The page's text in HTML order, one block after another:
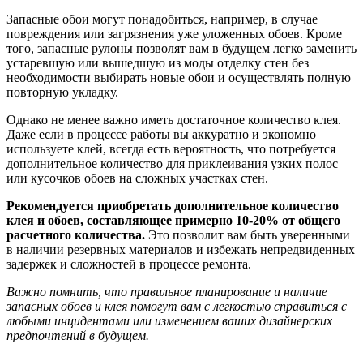
Запасные обои могут понадобиться, например, в случае
повреждения или загрязнения уже уложенных обоев. Кроме
того, запасные рулоны позволят вам в будущем легко заменить
устаревшую или вышедшую из моды отделку стен без
необходимости выбирать новые обои и осуществлять полную
повторную укладку.
Однако не менее важно иметь достаточное количество клея.
Даже если в процессе работы вы аккуратно и экономно
используете клей, всегда есть вероятность, что потребуется
дополнительное количество для приклеивания узких полос
или кусочков обоев на сложных участках стен.
Рекомендуется приобретать дополнительное количество
клея и обоев, составляющее примерно 10-20% от общего
расчетного количества. Это позволит вам быть уверенными
в наличии резервных материалов и избежать непредвиденных
задержек и сложностей в процессе ремонта.
Важно помнить, что правильное планирование и наличие
запасных обоев и клея помогут вам с легкостью справиться с
любыми инцидентами или изменением ваших дизайнерских
предпочтений в будущем.